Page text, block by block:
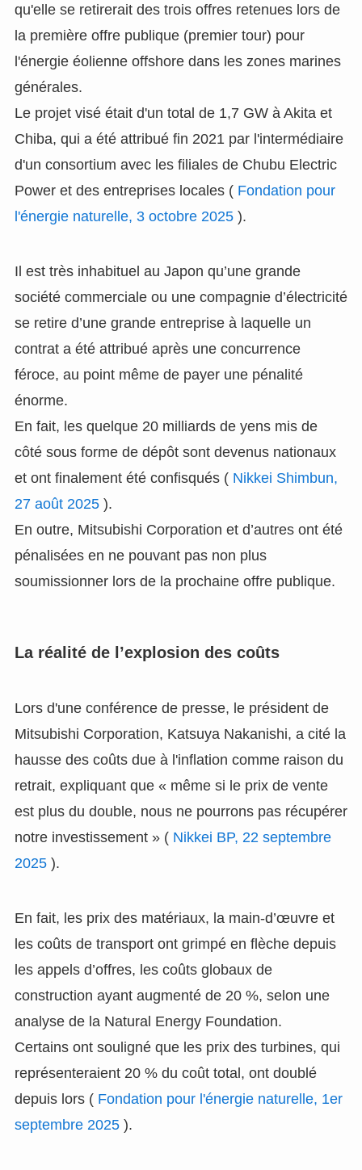
qu'elle se retirerait des trois offres retenues lors de
la première offre publique (premier tour) pour
l'énergie éolienne offshore dans les zones marines
générales.
Le projet visé était d'un total de 1,7 GW à Akita et
Chiba, qui a été attribué fin 2021 par l'intermédiaire
d'un consortium avec les filiales de Chubu Electric
Power et des entreprises locales ( Fondation pour
l'énergie naturelle, 3 octobre 2025 ).
Il est très inhabituel au Japon qu’une grande
société commerciale ou une compagnie d’électricité
se retire d’une grande entreprise à laquelle un
contrat a été attribué après une concurrence
féroce, au point même de payer une pénalité
énorme.
En fait, les quelque 20 milliards de yens mis de
côté sous forme de dépôt sont devenus nationaux
et ont finalement été confisqués ( Nikkei Shimbun,
27 août 2025 ).
En outre, Mitsubishi Corporation et d’autres ont été
pénalisées en ne pouvant pas non plus
soumissionner lors de la prochaine offre publique.
La réalité de l’explosion des coûts
Lors d'une conférence de presse, le président de
Mitsubishi Corporation, Katsuya Nakanishi, a cité la
hausse des coûts due à l'inflation comme raison du
retrait, expliquant que « même si le prix de vente
est plus du double, nous ne pourrons pas récupérer
notre investissement » ( Nikkei BP, 22 septembre
2025 ).
En fait, les prix des matériaux, la main-d’œuvre et
les coûts de transport ont grimpé en flèche depuis
les appels d’offres, les coûts globaux de
construction ayant augmenté de 20 %, selon une
analyse de la Natural Energy Foundation.
Certains ont souligné que les prix des turbines, qui
représenteraient 20 % du coût total, ont doublé
depuis lors ( Fondation pour l'énergie naturelle, 1er
septembre 2025 ).